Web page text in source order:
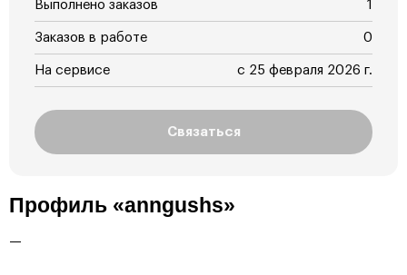
Выполнено заказов 1
Заказов в работе 0
На сервисе с 25 февраля 2026 г.
Связаться
Профиль «anngushs»
—